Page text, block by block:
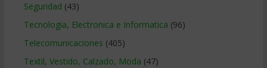
Seguridad (43)
Tecnologia, Electronica e Informatica (96)
Telecomunicaciones (405)
Textil, Vestido, Calzado, Moda (47)